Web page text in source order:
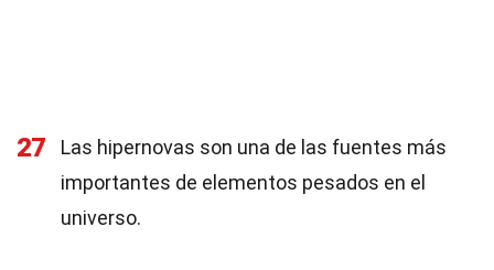
27
Las hipernovas son una de las fuentes más
importantes de elementos pesados en el
universo.